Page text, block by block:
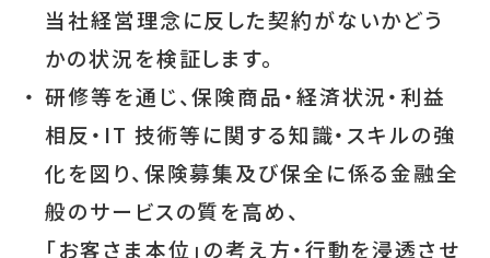
当社経営理念に反した契約がないかどう
かの状況を検証します。
・ 研修等を通じ、保険商品・経済状況・利益
相反・IT 技術等に関する知識・スキルの強
化を図り、保険募集及び保全に係る金融全
般のサービスの質を高め、
「お客さま本位」の考え方・行動を浸透させ